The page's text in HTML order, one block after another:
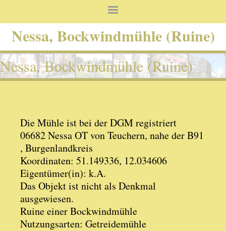
Nessa, Bockwindmühle (Ruine)
Nessa, Bockwindmühle (Ruine)
Die Mühle ist bei der DGM registriert
06682 Nessa OT von Teuchern, nahe der B91
, Burgenlandkreis
Koordinaten: 51.149336, 12.034606
Eigentümer(in): k.A.
Das Objekt ist nicht als Denkmal
ausgewiesen.
Ruine einer Bockwindmühle
Nutzungsarten: Getreidemühle